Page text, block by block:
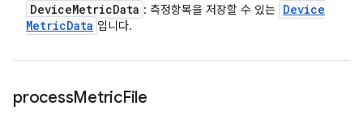
DeviceMetricData : 측정항목을 저장할 수 있는 Device
MetricData 입니다.
processMetricFile